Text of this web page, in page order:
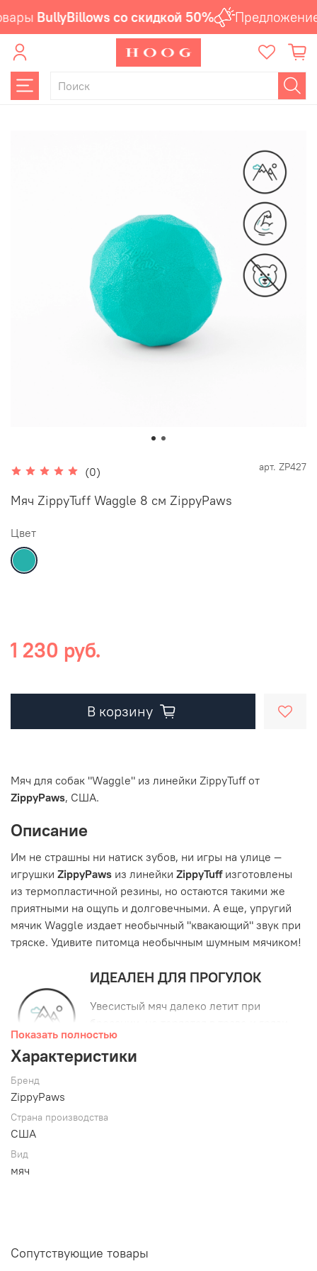
BullyBillows со скидкой 50% Предложение
(0) арт. ZP427
Мяч ZippyTuff Waggle 8 см ZippyPaws
Цвет
1 230 руб.
В корзину
Мяч для собак "Waggle" из линейки ZippyTuff от
ZippyPaws, США.
Описание
Им не страшны ни натиск зубов, ни игры на улице —
игрушки ZippyPaws из линейки ZippyTuff изготовлены
из термопластичной резины, но остаются такими же
приятными на ощупь и долговечными. А еще, упругий
мячик Waggle издает необычный "квакающий" звук при
тряске. Удивите питомца необычным шумным мячиком!
ИДЕАЛЕН ДЛЯ ПРОГУЛОК
Увесистый мяч далеко летит при
не выцветает от солнца. Просто лучший
компаньон для прогулок!
Игрушки из термопластичной резины
Показать полностью
Характеристики
Бренд
ZippyPaws
Страна производства
США
Вид
мяч
Сопутствующие товары